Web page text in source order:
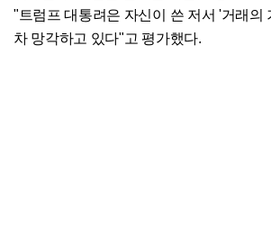
"트럼프 대통려은 자신이 쓴 저서 '거래의
차 망각하고 있다"고 평가했다.